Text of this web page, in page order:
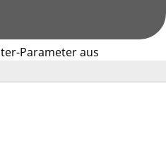
Parameter aus